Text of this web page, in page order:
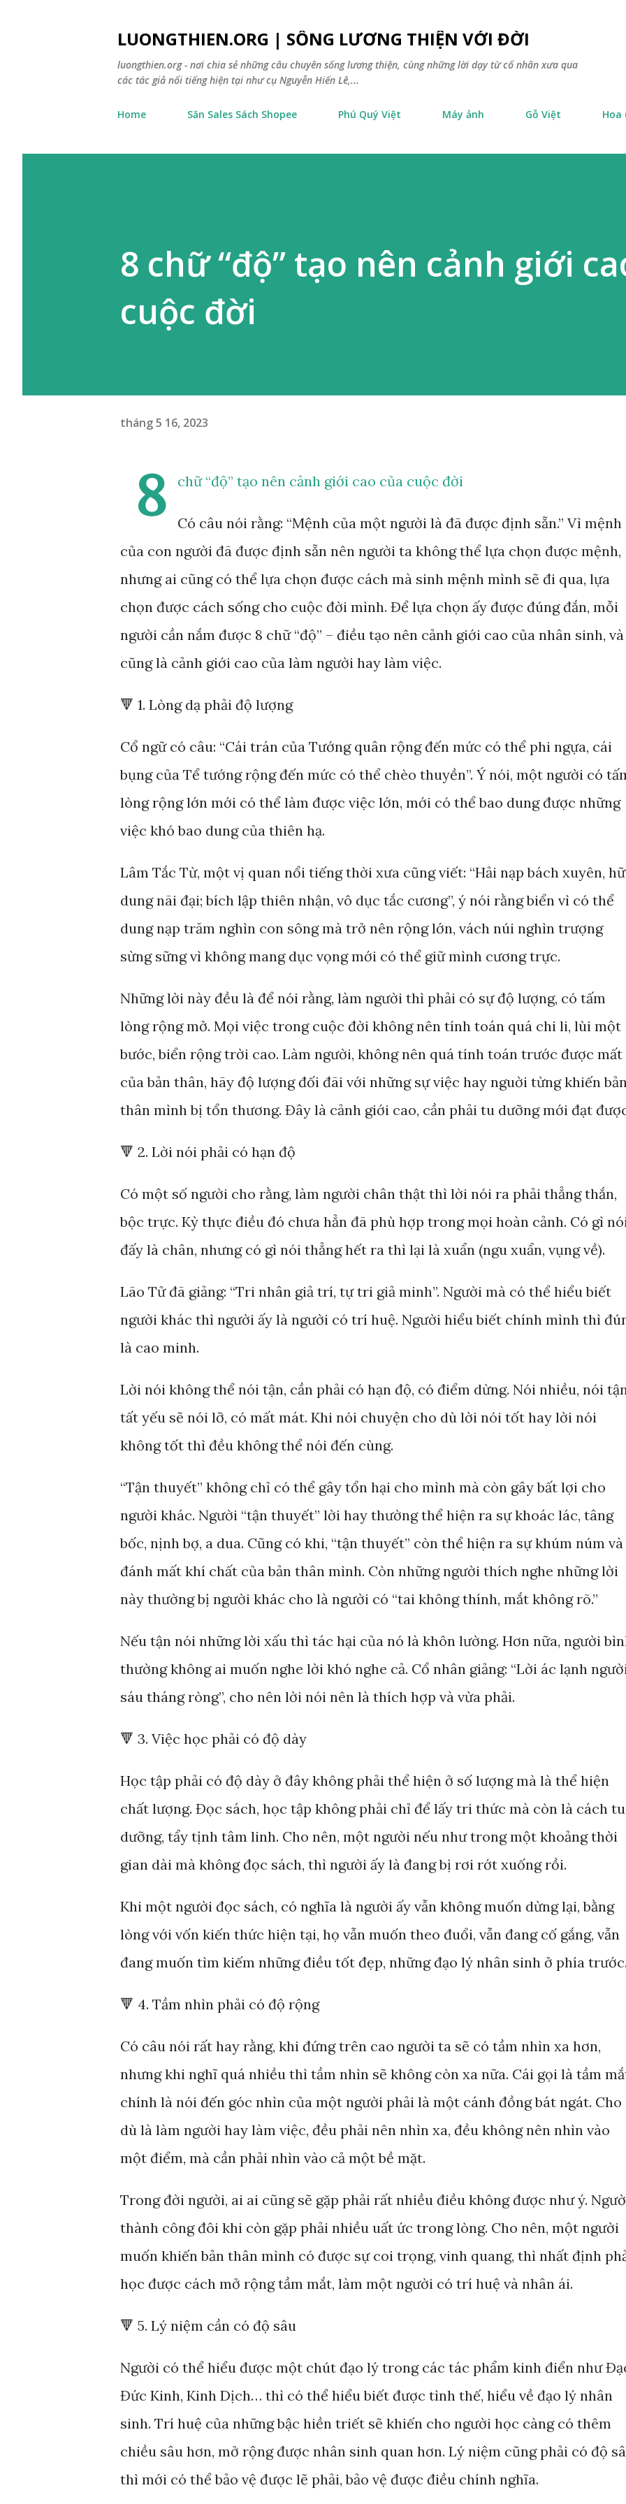
LUONGTHIEN.ORG | SỐNG LƯƠNG THIỆN VỚI ĐỜI
luongthien.org - nơi chia sẻ những câu chuyên sống lương thiện, cùng những lời dạy từ cổ nhân xưa qua
các tác giả nổi tiếng hiện tại như cụ Nguyễn Hiến Lê,...
Home Săn Sales Sách Shopee Phú Quý Việt Máy ảnh Gỗ Việt Hoa
8 chữ “độ” tạo nên cảnh giới
cuộc đời
tháng 5 16, 2023
8 chữ “độ” tạo nên cảnh giới cao của cuộc đời
Có câu nói rằng: “Mệnh của một người là đã được định sẵn.” Vì mệnh
của con người đã được định sẵn nên người ta không thể lựa chọn được mệnh,
nhưng ai cũng có thể lựa chọn được cách mà sinh mệnh mình sẽ đi qua, lựa
chọn được cách sống cho cuộc đời mình. Để lựa chọn ấy được đúng đắn, mỗi
người cần nắm được 8 chữ “độ” – điều tạo nên cảnh giới cao của nhân sinh, và
cũng là cảnh giới cao của làm người hay làm việc.
🔻 1. Lòng dạ phải độ lượng
Cổ ngữ có câu: “Cái trán của Tướng quân rộng đến mức có thể phi ngựa, cái
bụng của Tể tướng rộng đến mức có thể chèo thuyền”. Ý nói, một người có
lòng rộng lớn mới có thể làm được việc lớn, mới có thể bao dung được những
việc khó bao dung của thiên hạ.
Lâm Tắc Từ, một vị quan nổi tiếng thời xưa cũng viết: “Hải nạp bách xuyên,
dung nãi đại; bích lập thiên nhận, vô dục tắc cương”, ý nói rằng biển vì có thể
dung nạp trăm nghìn con sông mà trở nên rộng lớn, vách núi nghìn trượng
sừng sững vì không mang dục vọng mới có thể giữ mình cương trực.
Những lời này đều là để nói rằng, làm người thì phải có sự độ lượng, có tấm
lòng rộng mở. Mọi việc trong cuộc đời không nên tính toán quá chi li, lùi một
bước, biển rộng trời cao. Làm người, không nên quá tính toán trước được mất
của bản thân, hãy độ lượng đối đãi với những sự việc hay nguời từng khiến
thân mình bị tổn thương. Đây là cảnh giới cao, cần phải tu dưỡng mới đạt
🔻 2. Lời nói phải có hạn độ
Có một số người cho rằng, làm người chân thật thì lời nói ra phải thẳng thắn,
bộc trực. Kỳ thực điều đó chưa hẳn đã phù hợp trong mọi hoàn cảnh. Có gì
đấy là chân, nhưng có gì nói thẳng hết ra thì lại là xuẩn (ngu xuẩn, vụng về).
Lão Tử đã giảng: “Tri nhân giả trí, tự tri giả minh”. Người mà có thể hiểu biết
người khác thì người ấy là người có trí huệ. Người hiểu biết chính mình thì
là cao minh.
Lời nói không thể nói tận, cần phải có hạn độ, có điểm dừng. Nói nhiều, nói
tất yếu sẽ nói lỡ, có mất mát. Khi nói chuyện cho dù lời nói tốt hay lời nói
không tốt thì đều không thể nói đến cùng.
“Tận thuyết” không chỉ có thể gây tổn hại cho mình mà còn gây bất lợi cho
người khác. Người “tận thuyết” lời hay thường thể hiện ra sự khoác lác, tâng
bốc, nịnh bợ, a dua. Cũng có khi, “tận thuyết” còn thể hiện ra sự khúm núm và
đánh mất khí chất của bản thân mình. Còn những người thích nghe những lời
này thường bị người khác cho là người có “tai không thính, mắt không rõ.”
Nếu tận nói những lời xấu thì tác hại của nó là khôn lường. Hơn nữa, người
thường không ai muốn nghe lời khó nghe cả. Cổ nhân giảng: “Lời ác lạnh
sáu tháng ròng”, cho nên lời nói nên là thích hợp và vừa phải.
🔻 3. Việc học phải có độ dày
Học tập phải có độ dày ở đây không phải thể hiện ở số lượng mà là thể hiện
chất lượng. Đọc sách, học tập không phải chỉ để lấy tri thức mà còn là cách tu
dưỡng, tẩy tịnh tâm linh. Cho nên, một người nếu như trong một khoảng thời
gian dài mà không đọc sách, thì người ấy là đang bị rơi rớt xuống rồi.
Khi một người đọc sách, có nghĩa là người ấy vẫn không muốn dừng lại, bằng
lòng với vốn kiến thức hiện tại, họ vẫn muốn theo đuổi, vẫn đang cố gắng, vẫn
đang muốn tìm kiếm những điều tốt đẹp, những đạo lý nhân sinh ở phía
🔻 4. Tầm nhìn phải có độ rộng
Có câu nói rất hay rằng, khi đứng trên cao người ta sẽ có tầm nhìn xa hơn,
nhưng khi nghĩ quá nhiều thì tầm nhìn sẽ không còn xa nữa. Cái gọi là tầm
chính là nói đến góc nhìn của một người phải là một cánh đồng bát ngát. Cho
dù là làm người hay làm việc, đều phải nên nhìn xa, đều không nên nhìn vào
một điểm, mà cần phải nhìn vào cả một bề mặt.
Trong đời người, ai ai cũng sẽ gặp phải rất nhiều điều không được như ý.
thành công đôi khi còn gặp phải nhiều uất ức trong lòng. Cho nên, một người
muốn khiến bản thân mình có được sự coi trọng, vinh quang, thì nhất định
học được cách mở rộng tầm mắt, làm một người có trí huệ và nhân ái.
🔻 5. Lý niệm cần có độ sâu
Người có thể hiểu được một chút đạo lý trong các tác phẩm kinh điển như
Đức Kinh, Kinh Dịch… thì có thể hiểu biết được tình thế, hiểu về đạo lý nhân
sinh. Trí huệ của những bậc hiền triết sẽ khiến cho người học càng có thêm
chiều sâu hơn, mở rộng được nhân sinh quan hơn. Lý niệm cũng phải có độ
thì mới có thể bảo vệ được lẽ phải, bảo vệ được điều chính nghĩa.